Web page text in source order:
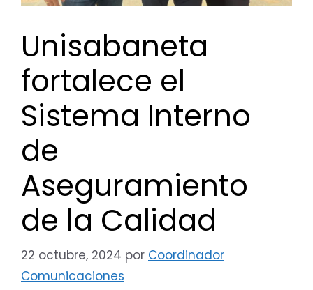
Unisabaneta
fortalece el
Sistema Interno
de
Aseguramiento
de la Calidad
22 octubre, 2024 por Coordinador
Comunicaciones